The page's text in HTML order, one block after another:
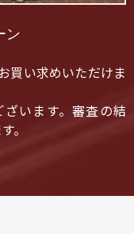
ン
買い求めいただけま
います。審査の結
。